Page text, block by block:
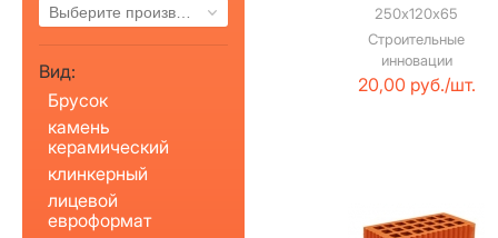
250х120х65
Строительные
инновации
20,00 руб./шт.
Вид:
Брусок
камень
керамический
клинкерный
лицевой
евроформат